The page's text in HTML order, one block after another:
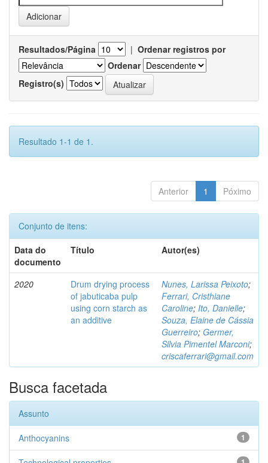
Resultados/Página | Ordenar registros por
Ordenar
Registro(s)
Resultado 1-1 de 1.
Anterior 1 Póximo
Conjunto de itens:
Data do
documento
Título Autor(es)
2020
Drum drying process
of jabuticaba pulp
using corn starch as
an additive
Nunes, Larissa Peixoto;
Ferrari, Cristhiane
Caroline; Ito, Danielle;
Souza, Elaine de Cássia
Guerreiro; Germer,
Silvia Pimentel Marconi;
criscaferrari@gmail.com
Busca facetada
Assunto
1
Anthocyanins